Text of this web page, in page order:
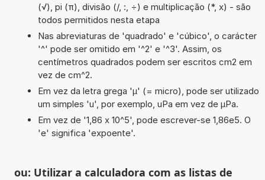
(√), pi (π), divisão (/, :, ÷) e multiplicação (*, x) - são
todos permitidos nesta etapa
Nas abreviaturas de 'quadrado' e 'cúbico', o carácter
'^' pode ser omitido em '^2' e '^3'. Assim, os
centímetros quadrados podem ser escritos cm2 em
vez de cm^2.
Em vez da letra grega 'µ' (= micro), pode ser utilizado
um simples 'u', por exemplo, uPa em vez de µPa.
Em vez de '1,86 x 10^5', pode escrever-se 1,86e5. O
'e' significa 'expoente'.
ou: Utilizar a calculadora com as listas de